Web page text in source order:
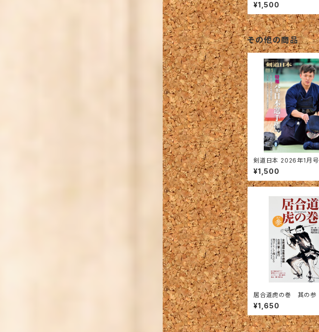
¥1,500
その他の商品
剣道日本 2026年1月号
¥1,500
居合道虎の巻 其の参
¥1,650